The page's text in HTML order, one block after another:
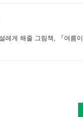
레게 해줄 그림책, 『여름